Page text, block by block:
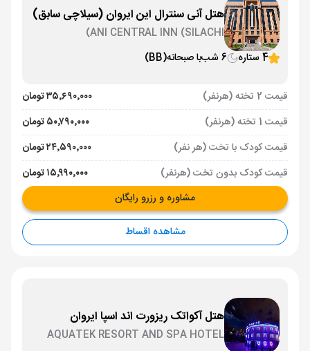
هتل آنی سنترال این ایروان (سیلاچی سابق)
ANI CENTRAL INN (SILACHI)
4 ستاره
6 شب با صبحانه(BB)
قیمت 2 تخته (هرنفر)
۳۵٬۶۹۰٬۰۰۰ تومان
قیمت 1 تخته (هرنفر)
۵۰٬۷۹۰٬۰۰۰ تومان
قیمت کودک با تخت (هر نفر)
۲۴٬۵۹۰٬۰۰۰ تومان
قیمت کودک بدون تخت (هرنفر)
۱۵٬۹۹۰٬۰۰۰ تومان
مشاوره و رزرو رایگان
مشاهده اقساط
هتل آکواتک ریزورت اند اسپا ایروان
AQUATEK RESORT AND SPA HOTEL